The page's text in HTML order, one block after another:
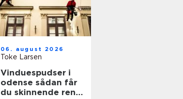
06. august 2026
Toke Larsen
Vinduespudser i
odense sådan får
du skinnende rene